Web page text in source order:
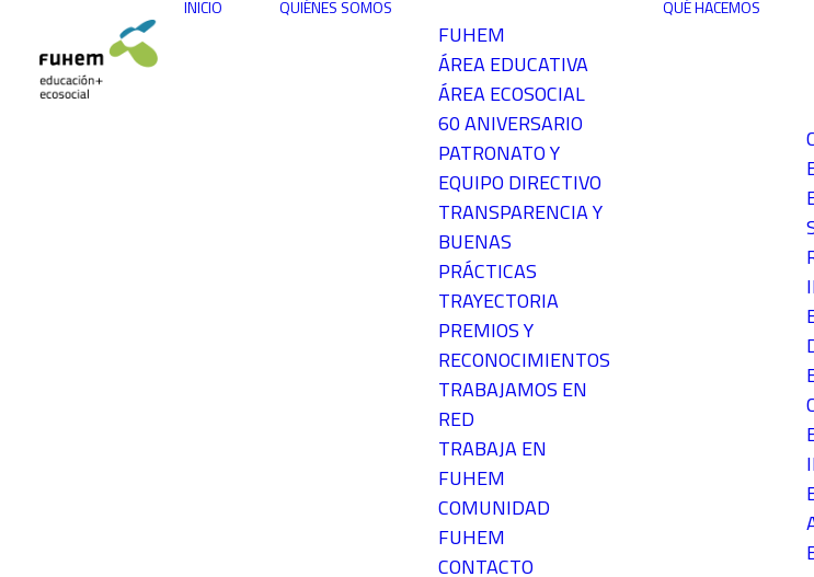
INICIO QUIÉNES SOMOS
FUHEM
ÁREA EDUCATIVA
ÁREA ECOSOCIAL
60 ANIVERSARIO
PATRONATO Y
EQUIPO DIRECTIVO
TRANSPARENCIA Y
BUENAS
PRÁCTICAS
TRAYECTORIA
PREMIOS Y
RECONOCIMIENTOS
TRABAJAMOS EN
RED
TRABAJA EN
FUHEM
COMUNIDAD
FUHEM
CONTACTO
QUÉ HACEMOS